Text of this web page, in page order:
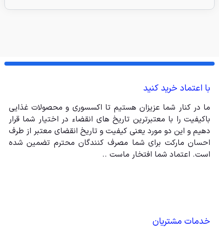
با اعتماد خرید کنید
ما در کنار شما عزیزان هستیم تا اکسسوری و محصولات غذایی
باکیفیت را با معتبرترین تاریخ های انقضاء در اختیار شما قرار
دهیم و این دو مورد یعنی کیفیت و تاریخ انقضای معتبر از طرف
احسان مارکت برای شما مصرف کنندگان محترم تضمین شده
است. اعتماد شما افتخار ماست ..
خدمات مشتریان